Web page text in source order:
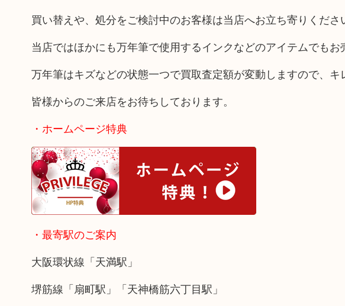
買い替えや、処分をご検討中のお客様は当店へお立ち寄りくださ
当店ではほかにも万年筆で使用するインクなどのアイテムでもお
万年筆はキズなどの状態一つで買取査定額が変動しますので、キ
皆様からのご来店をお待ちしております。
・ホームページ特典
・最寄駅のご案内
大阪環状線「天満駅」
堺筋線「扇町駅」「天神橋筋六丁目駅」